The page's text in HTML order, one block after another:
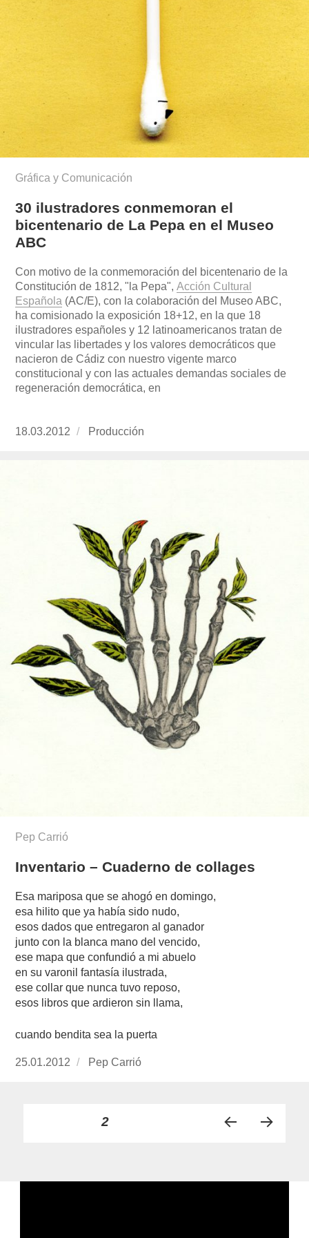
Gráfica y Comunicación
30 ilustradores conmemoran el
bicentenario de La Pepa en el Museo
ABC
Con motivo de la conmemoración del bicentenario de la
Constitución de 1812, "la Pepa",Acción Cultural
Española (AC/E), con la colaboración del Museo ABC,
ha comisionado la exposición 18+12, en la que 18
ilustradores españoles y 12 latinoamericanos tratan de
vincular las libertades y los valores democráticos que
nacieron de Cádiz con nuestro vigente marco
constitucional y con las actuales demandas sociales de
regeneración democrática, en
Publicado
18.03.2012 https://www.experimenta.es/author/
Producción
Pep Carrió
Inventario – Cuaderno de collages
Esa mariposa que se ahogó en domingo,
esa hilito que ya había sido nudo,
esos dados que entregaron al ganador
junto con la blanca mano del vencido,
ese mapa que confundió a mi abuelo
en su varonil fantasía ilustrada,
ese collar que nunca tuvo reposo,
esos libros que ardieron sin llama,
cuando bendita sea la puerta
Publicado
25.01.2012 https://www.experimenta.es/author/
Pep Carrió
Paginación
entradas
PÁGINA2